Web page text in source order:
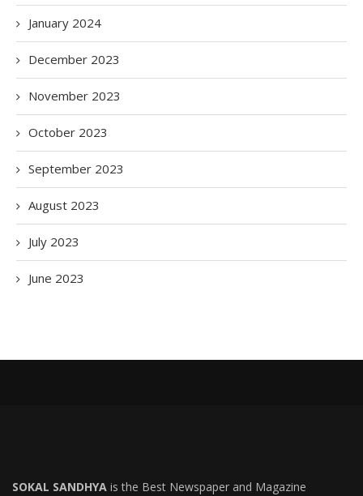
January 2024
December 2023
November 2023
October 2023
September 2023
August 2023
July 2023
June 2023
SOKAL SANDHYA is the Best Newspaper and Magazine